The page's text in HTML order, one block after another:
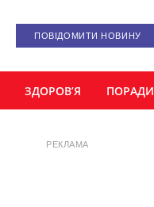
ПОВІДОМИТИ НОВИНУ
ЗДОРОВ’Я ПОРАДИ
РЕКЛАМА